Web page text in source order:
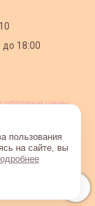
18:00
оптовые цены,
пользования
на сайте, вы